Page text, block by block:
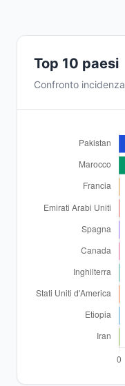
Top 10 paesi
Confronto incidenza